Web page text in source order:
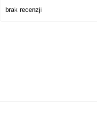
brak recenzji